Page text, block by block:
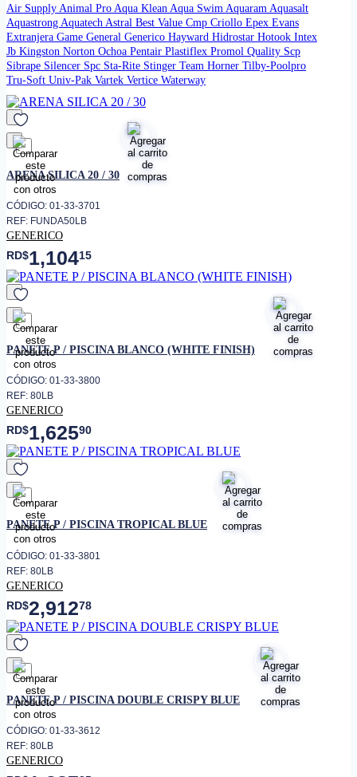
Air Supply Animal Pro Aqua Klean Aqua Swim Aquaram Aquasalt
Aquastrong Aquatech Astral Best Value Cmp Criollo Epex Evans
Extranjera Game General Generico Hayward Hidrostar Hotook Intex
Jb Kingston Norton Ochoa Pentair Plastiflex Promol Quality Scp
Sibrape Silencer Spc Sta-Rite Stinger Team Horner Tilby-Poolpro
Tru-Soft Univ-Pak Vartek Vertice Waterway
favorito
ARENA SILICA 20 / 30
CÓDIGO: 01-33-3701
REF: FUNDA50LB
GENERICO
RD$1,10415
favorito
PANETE P / PISCINA BLANCO (WHITE FINISH)
CÓDIGO: 01-33-3800
REF: 80LB
GENERICO
RD$1,62590
favorito
PANETE P / PISCINA TROPICAL BLUE
CÓDIGO: 01-33-3801
REF: 80LB
GENERICO
RD$2,91278
favorito
PANETE P / PISCINA DOUBLE CRISPY BLUE
CÓDIGO: 01-33-3612
REF: 80LB
GENERICO